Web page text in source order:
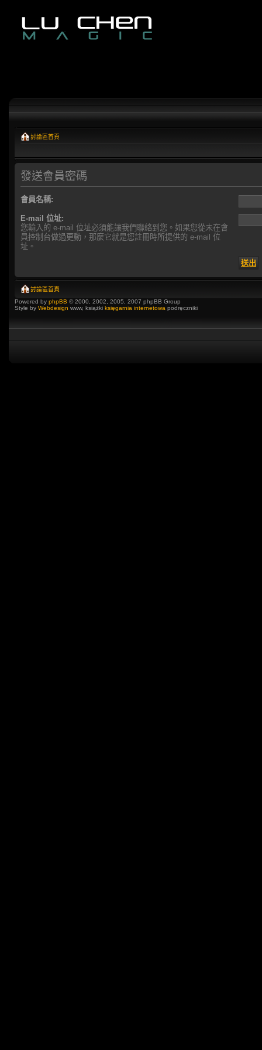
討論區首頁
發送會員密碼
會員名稱:
E-mail 位址:
您輸入的 e-mail 位址必須能讓我們聯絡到您。如果您從未在會
員控制台做過更動，那麼它就是您註冊時所提供的 e-mail 位
址。
討論區首頁
Powered by phpBB © 2000, 2002, 2005, 2007 phpBB Group
Style by Webdesign www, książki księgarnia internetowa podręczniki